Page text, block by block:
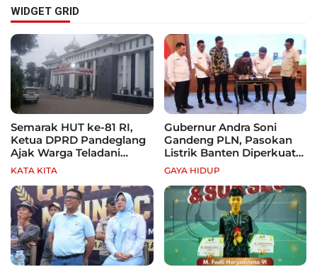
WIDGET GRID
Semarak HUT ke-81 RI,
Ketua DPRD Pandeglang
Ajak Warga Teladani
Semangat Para Pahlawan
KATA KITA
Gubernur Andra Soni
Gandeng PLN, Pasokan
Listrik Banten Diperkuat
demi Genjot Investasi
GAYA HIDUP